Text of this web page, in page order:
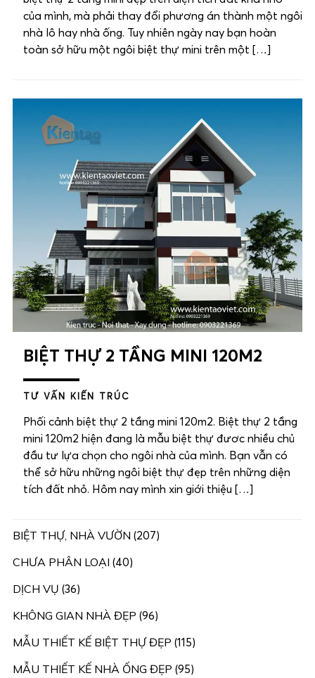
của mình, mà phải thay đổi phương án thành một ngôi
nhà lô hay nhà ống. Tuy nhiên ngày nay bạn hoàn
toàn sở hữu một ngôi biệt thự mini trên một […]
BIỆT THỰ 2 TẦNG MINI 120M2
TƯ VẤN KIẾN TRÚC
Phối cảnh biệt thự 2 tầng mini 120m2. Biệt thự 2 tầng
mini 120m2 hiện đang là mẫu biệt thự đươc nhiều chủ
đầu tư lựa chọn cho ngôi nhà của mình. Bạn vẫn có
thể sở hữu những ngôi biệt thự đẹp trên những diện
tích đất nhỏ. Hôm nay mình xin giới thiệu […]
BIỆT THỰ, NHÀ VƯỜN (207)
CHƯA PHÂN LOẠI (40)
DỊCH VỤ (36)
KHÔNG GIAN NHÀ ĐẸP (96)
MẪU THIẾT KẾ BIỆT THỰ ĐẸP (115)
MẪU THIẾT KẾ NHÀ ỐNG ĐẸP (95)